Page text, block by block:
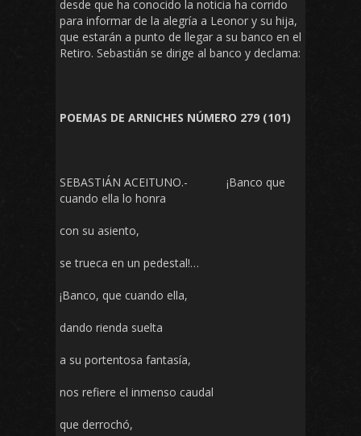
desde que ha conocido la noticia ha corrido
para informar de la alegría a Leonor y su hija,
que estarán a punto de llegar a su banco en el
Retiro. Sebastián se dirige al banco y declama:
POEMAS DE ARNICHES NÚMERO 279 (101)
SEBASTIÁN ACEITUNO.- ¡Banco que
cuando ella lo honra
con su asiento,
se trueca en un pedestal!…
¡Banco, que cuando ella,
dando rienda suelta
a su portentosa fantasía,
nos refiere el inmenso caudal
que derrochó,